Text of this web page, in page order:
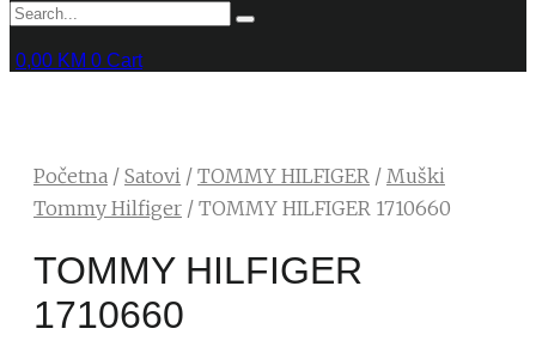
0,00 KM 0 Cart
Početna / Satovi / TOMMY HILFIGER / Muški
Tommy Hilfiger / TOMMY HILFIGER 1710660
TOMMY HILFIGER
1710660